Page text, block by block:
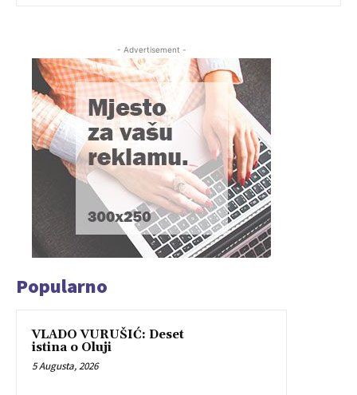
- Advertisement -
Popularno
VLADO VURUŠIĆ: Deset
istina o Oluji
5 Augusta, 2026